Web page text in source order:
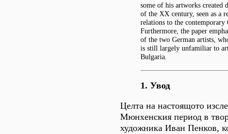
some of his artworks created
of the XX century, seen as a
relations to the contemporary
Furthermore, the paper
of the two German artists,
is still largely unfamiliar to
Bulgaria.
1. Увод
Целта на настоящото
Мюнхенския период в
художника Иван Пенков,